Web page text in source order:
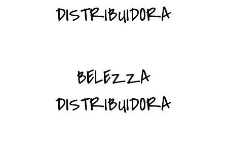
DISTRIBUIDORA
BELEZZA
DISTRIBUIDORA